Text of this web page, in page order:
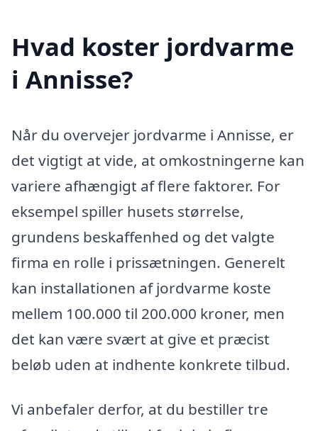
Hvad koster jordvarme
i Annisse?
Når du overvejer jordvarme i Annisse, er
det vigtigt at vide, at omkostningerne kan
variere afhængigt af flere faktorer. For
eksempel spiller husets størrelse,
grundens beskaffenhed og det valgte
firma en rolle i prissætningen. Generelt
kan installationen af jordvarme koste
mellem 100.000 til 200.000 kroner, men
det kan være svært at give et præcist
beløb uden at indhente konkrete tilbud.
Vi anbefaler derfor, at du bestiller tre